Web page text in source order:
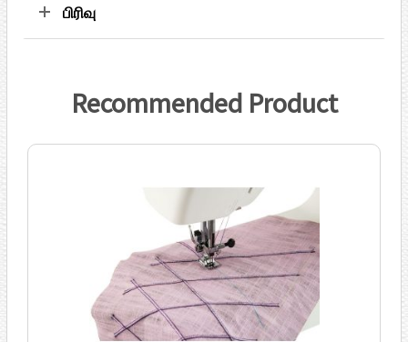
பிரிவு
Recommended Product